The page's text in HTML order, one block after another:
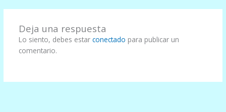
Deja una respuesta
Lo siento, debes estar conectado para publicar un
comentario.